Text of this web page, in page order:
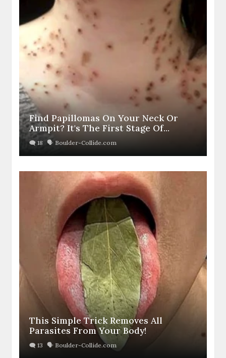
Find Papillomas On Your Neck Or
Armpit? It's The First Stage Of...
This Simple Trick Removes All
Parasites From Your Body!